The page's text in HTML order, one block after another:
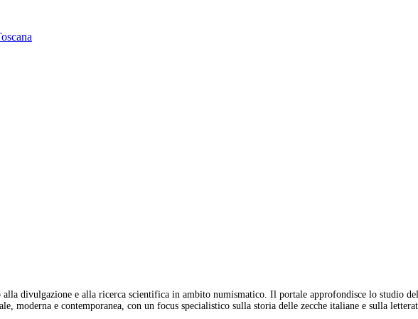
divulgazione e alla ricerca scientifica in ambito numismatico. Il portale approfondisce lo studio
moderna e contemporanea, con un focus specialistico sulla storia delle zecche italiane e sulla